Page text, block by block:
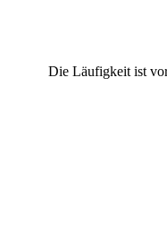
Die Läufigkeit ist